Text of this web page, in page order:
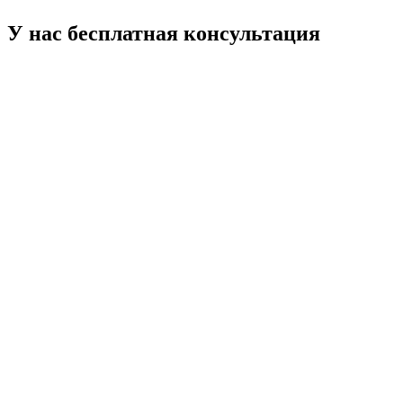
У нас бесплатная консультация